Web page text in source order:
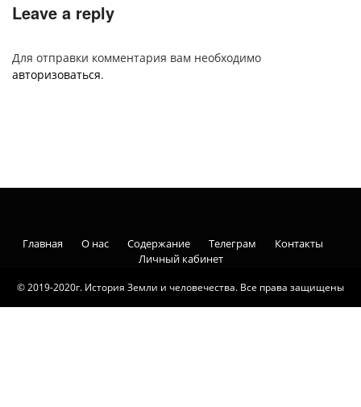
Leave a reply
Для отправки комментария вам необходимо
авторизоваться.
© 2019-2020г. История Земли и человечества. Все права защищены
Главная О нас Содержание Телеграм
Контакты
Личный кабинет